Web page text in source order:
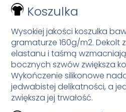
Koszulka
Wysokiej jakości koszulka
gramaturze 160g/m2. Dekolt
elastanu i taśmą
bocznych szwów zwiększa
Wykończenie silikonowe
jedwabistej delikatności, a
zwiększa jej trwałość.